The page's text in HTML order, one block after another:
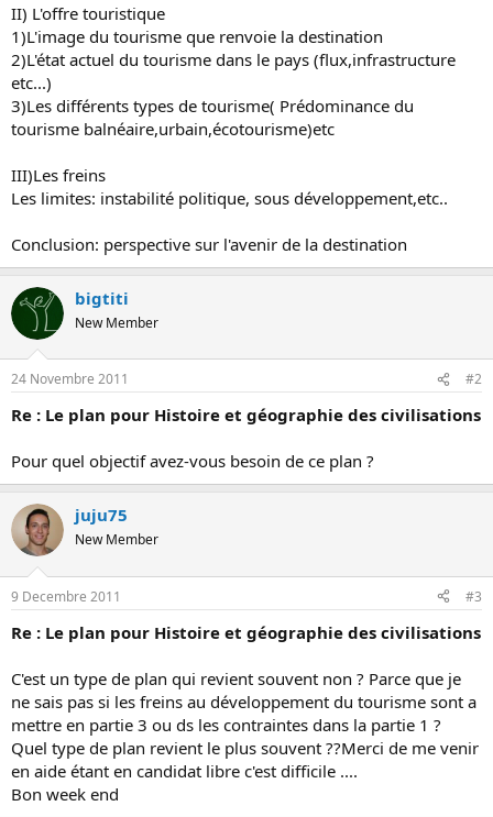
II) L'offre touristique
1)L'image du tourisme que renvoie la destination
2)L'état actuel du tourisme dans le pays (flux,infrastructure
etc...)
3)Les différents types de tourisme( Prédominance du
tourisme balnéaire,urbain,écotourisme)etc
III)Les freins
Les limites: instabilité politique, sous développement,etc..
Conclusion: perspective sur l'avenir de la destination
bigtiti
New Member
24 Novembre 2011 #2
Re : Le plan pour Histoire et géographie des civilisations
Pour quel objectif avez-vous besoin de ce plan ?
juju75
New Member
9 Decembre 2011 #3
Re : Le plan pour Histoire et géographie des civilisations
C'est un type de plan qui revient souvent non ? Parce que je
ne sais pas si les freins au développement du tourisme sont a
mettre en partie 3 ou ds les contraintes dans la partie 1 ?
Quel type de plan revient le plus souvent ??Merci de me venir
en aide étant en candidat libre c'est difficile ....
Bon week end